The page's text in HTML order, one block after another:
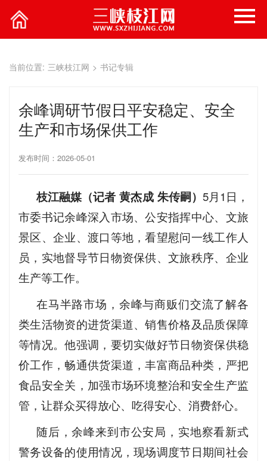
当前位置: 三峡枝江网 > 书记专辑
余峰调研节假日平安稳定、安全
生产和市场保供工作
发布时间：2026-05-01
枝江融媒（记者 黄杰成 朱传嗣） 5月1日，
市委书记余峰深入市场、公安指挥中心、文旅
景区、企业、渡口等地，看望慰问一线工作人
员，实地督导节日物资保供、文旅秩序、企业
生产等工作。
在马半路市场，余峰与商贩们交流了解各
类生活物资的进货渠道、销售价格及品质保障
等情况。他强调，要切实做好节日物资保供稳
价工作，畅通供货渠道，丰富商品种类，严把
食品安全关，加强市场环境整治和安全生产监
管，让群众买得放心、吃得安心、消费舒心。
随后，余峰来到市公安局，实地察看新式
警务设备的使用情况，现场调度节日期间社会